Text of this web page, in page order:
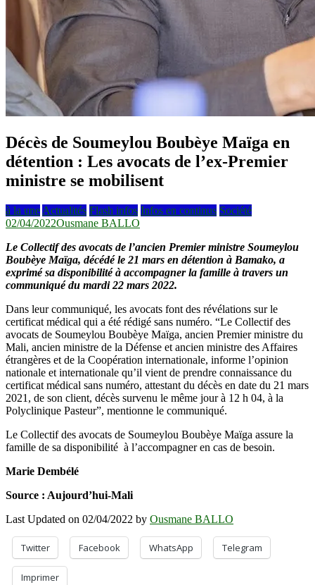
Décès de Soumeylou Boubèye Maïga en
détention : Les avocats de l’ex-Premier
ministre se mobilisent
à la une Actualités Flash infos Infos en continus Société
02/04/2022Ousmane BALLO
Le Collectif des avocats de l’ancien Premier ministre Soumeylou
Boubèye Maïga, décédé le 21 mars en détention à Bamako, a
exprimé sa disponibilité à accompagner la famille à travers un
communiqué du mardi 22 mars 2022.
Dans leur communiqué, les avocats font des révélations sur le
certificat médical qui a été rédigé sans numéro. “Le Collectif des
avocats de Soumeylou Boubèye Maïga, ancien Premier ministre du
Mali, ancien ministre de la Défense et ancien ministre des Affaires
étrangères et de la Coopération internationale, informe l’opinion
nationale et internationale qu’il vient de prendre connaissance du
certificat médical sans numéro, attestant du décès en date du 21 mars
2021, de son client, décès survenu le même jour à 12 h 04, à la
Polyclinique Pasteur”, mentionne le communiqué.
Le Collectif des avocats de Soumeylou Boubèye Maïga assure la
famille de sa disponibilité à l’accompagner en cas de besoin.
Marie Dembélé
Source : Aujourd’hui-Mali
Last Updated on 02/04/2022 by Ousmane BALLO
Twitter Facebook WhatsApp Telegram
Imprimer